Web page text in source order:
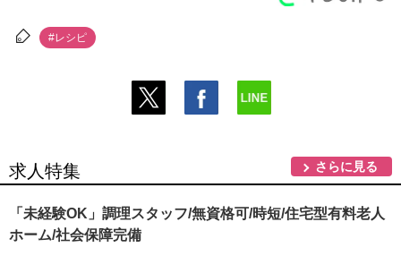
#レシピ
求人特集 さらに見る
「未経験OK」調理スタッフ/無資格可/時短/住宅型有料老人
ホーム/社会保障完備